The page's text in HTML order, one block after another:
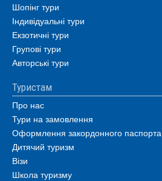
Шопінг тури
Індивідуальні тури
Екзотичні тури
Групові тури
Авторські тури
Туристам
Про нас
Тури на замовлення
Оформлення закордонного паспорта
Дитячий туризм
Візи
Школа туризму